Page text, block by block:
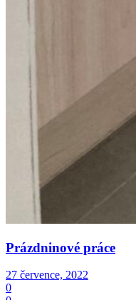
Prázdninové práce
27 července, 2022
0